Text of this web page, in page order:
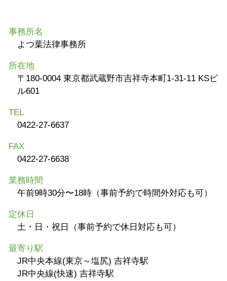
事務所名
よつ葉法律事務所
所在地
〒180-0004 東京都武蔵野市吉祥寺本町1-31-11 KSビ
ル601
TEL
0422-27-6637
FAX
0422-27-6638
業務時間
午前9時30分〜18時（事前予約で時間外対応も可）
定休日
土・日・祝日（事前予約で休日対応も可）
最寄り駅
JR中央本線(東京～塩尻) 吉祥寺駅
JR中央線(快速) 吉祥寺駅